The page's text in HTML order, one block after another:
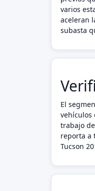
varios
aceleran
subasta
El
vehículos
trabajo
reporta a
Tucson